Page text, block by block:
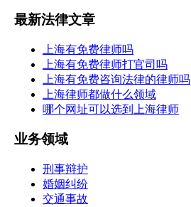
最新法律文章
上海有免费律师吗
上海有免费律师打官司吗
上海有免费咨询法律的律师吗
上海律师都做什么领域
哪个网址可以选到上海律师
业务领域
刑事辩护
婚姻纠纷
交通事故